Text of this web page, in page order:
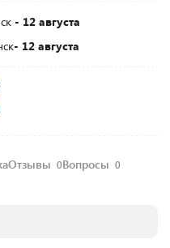
- 12 августа
- 12 августа
Отзывы 0Вопросы 0